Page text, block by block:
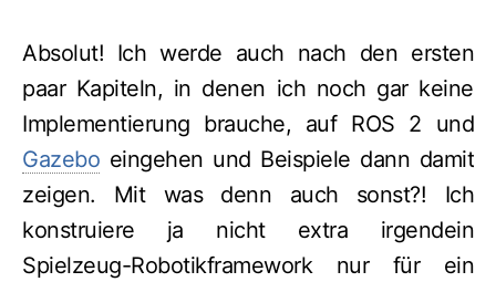
Absolut! Ich werde auch nach den ersten
paar Kapiteln, in denen ich noch gar keine
Implementierung brauche, auf ROS 2 und
Gazebo eingehen und Beispiele dann damit
zeigen. Mit was denn auch sonst?! Ich
konstruiere ja nicht extra irgendein
Spielzeug-Robotikframework nur für ein